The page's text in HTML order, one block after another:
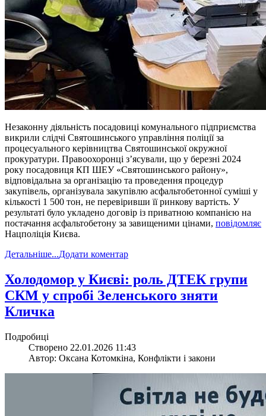
Незаконну діяльність посадовиці комунального підприємства
викрили слідчі Святошинського управління поліції за
процесуального керівництва Святошинської окружної
прокуратури. Правоохоронці з’ясували, що у березні 2024
року посадовиця КП ШЕУ «Святошинського району»,
відповідальна за організацію та проведення процедур
закупівель, організувала закупівлю асфальтобетонної суміші у
кількості 1 500 тон, не перевіривши її ринкову вартість. У
результаті було укладено договір із приватною компанією на
постачання асфальтобетону за завищеними цінами, повідомляє
Нацполіція Києва.
Детальніше...Додати коментар
​Холодомор у Києві: роль ДТЕК групи
СКМ у спробі Зеленського зняти
Кличка
Подробиці
Створено 22.01.2026 11:43
Автор: Оксана Котомкіна, Конфлікти і закони